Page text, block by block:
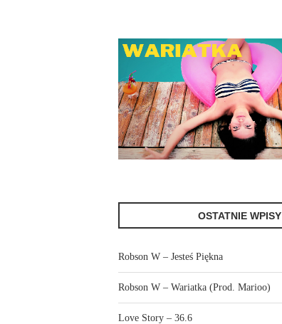
OSTATNIE WPISY
Robson W – Jesteś Piękna
Robson W – Wariatka (Prod. Marioo)
Love Story – 36.6